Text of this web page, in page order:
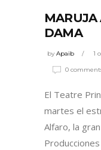
MARUJA
DAMA
byApaib 1
0
El Teatre
martes el
Alfaro, la